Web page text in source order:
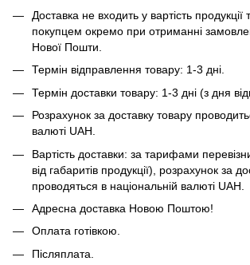
Доставка не входить у вартість продукції
покупцем окремо при отриманні
Нової Пошти.
Термін відправлення товару: 1-3 дні.
Термін доставки товару: 1-3 дні (з дня
Розрахунок за доставку товару
валюті UAH.
Вартість доставки: за тарифами
від габаритів продукції), розрахунок за
проводяться в національній валюті UAH.
Адресна доставка Новою Поштою!
Оплата готівкою.
Післяплата.